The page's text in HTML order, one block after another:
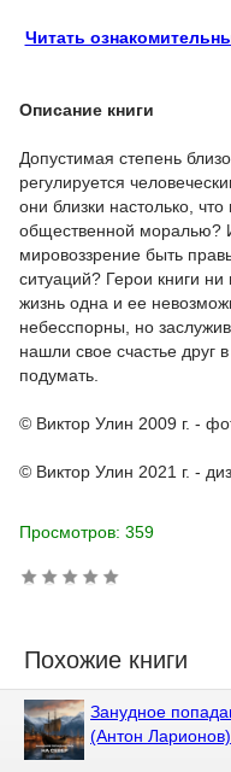
Читать
Описание книги
Допустимая степень
регулируется
они близки настолько,
общественной моралью?
мировоззрение быть
ситуаций? Герои книги
жизнь одна и ее
небесспорны, но
нашли свое счастье друг
подумать.
© Виктор Улин 2009 г. -
© Виктор Улин 2021 г. -
Просмотров: 359
Похожие книги
Занудное
(Антон Ларионов)